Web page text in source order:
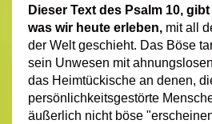
Dieser Text des Psalm 10,
was wir heute erleben, mit all
der Welt geschieht. Das Böse
sein Unwesen mit
das Heimtückische an denen,
persönlichkeitsgestörte
äußerlich nicht böse